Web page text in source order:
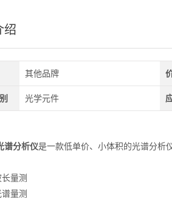
绍
其他品牌
光学元件
谱分析仪是一款低单价、小体积的光谱分析
量测
量测